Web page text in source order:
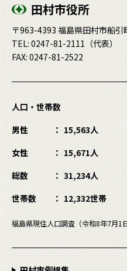
田村市役所
〒963-4393 福島県田村市船
TEL: 0247-81-2111 （代表）
FAX: 0247-81-2522
人口・世帯数
男性
15,563人
女性
15,671人
総数
31,234人
世帯数
12,332世帯
福島県現住人口調査（令和8年7月1